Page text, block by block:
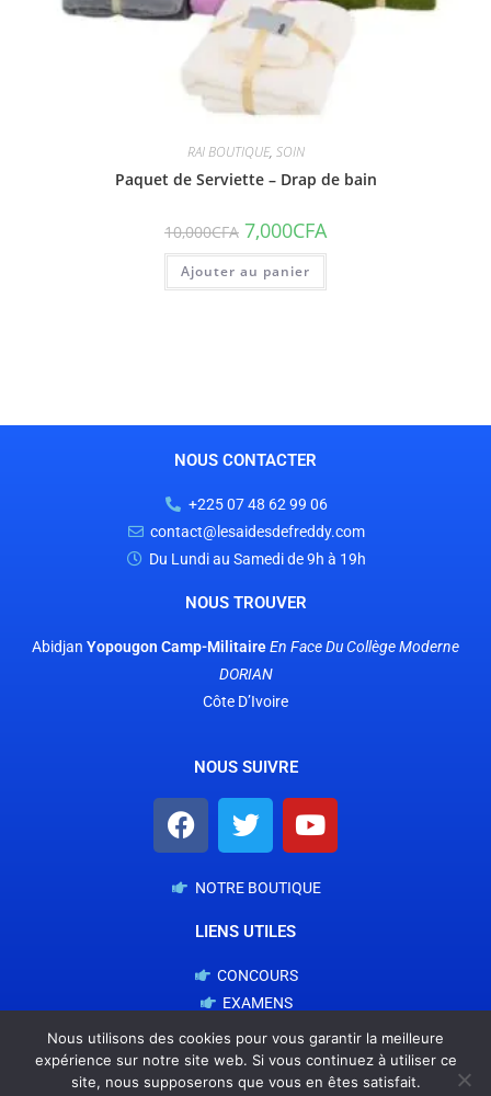
RAI BOUTIQUE, SOIN
Paquet de Serviette – Drap de bain
10,000CFA 7,000CFA
Ajouter au panier
NOUS CONTACTER
+225 07 48 62 99 06
contact@lesaidesdefreddy.com
Du Lundi au Samedi de 9h à 19h
NOUS TROUVER
Abidjan Yopougon Camp-MilitaireEn FaceDu Collège Moderne
DORIAN
Côte D’Ivoire
NOUS SUIVRE
NOTRE BOUTIQUE
LIENS UTILES
CONCOURS
EXAMENS
EDUCATION FINANCIERE
NOS SERVICES
Nous utilisons des cookies pour vous garantir la meilleure
expérience sur notre site web. Si vous continuez à utiliser ce
site, nous supposerons que vous en êtes satisfait.